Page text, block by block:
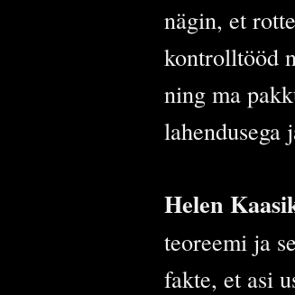
nägin, et
kontrolltööd
ning ma
lahendusega
Helen
teoreemi ja
fakte, et asi